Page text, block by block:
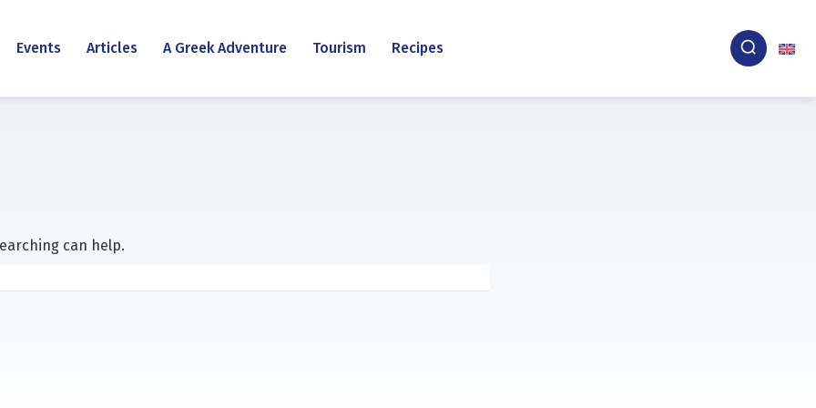
Events Articles A Greek Adventure Tourism Recipes
can help.